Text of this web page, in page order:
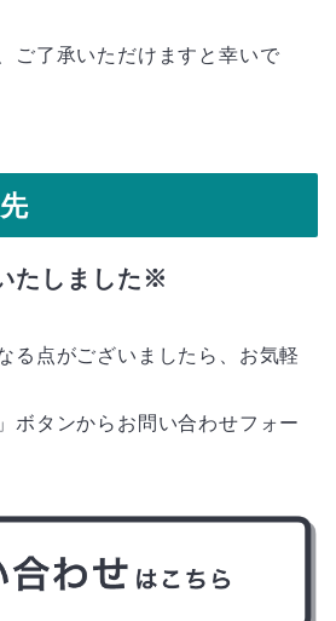
ご了承いただけますと幸いで
たしました※
る点がございましたら、お気軽
ボタンからお問い合わせフォー